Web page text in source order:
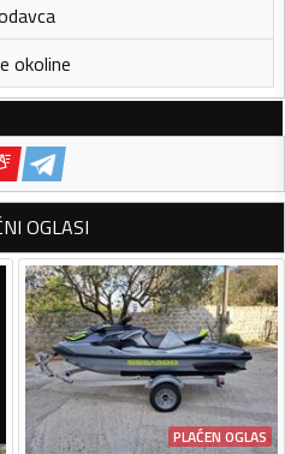
okoline
OGLASI
PLAĆEN OGLAS